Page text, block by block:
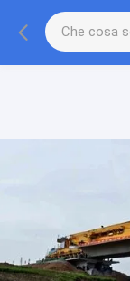
gtag('config', 'G-